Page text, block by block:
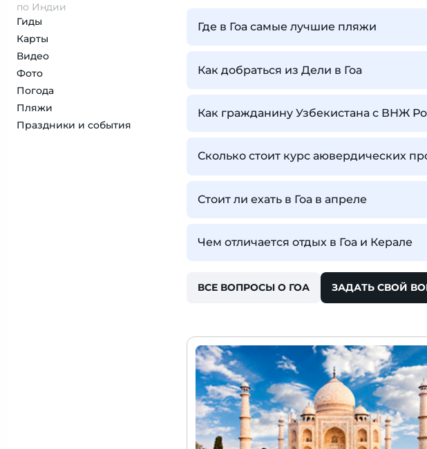
по Индии
Гиды
Карты
Видео
Фото
Погода
Пляжи
Праздники и события
Где в Гоа самые лучшие пляжи
Как добраться из Дели в Гоа
Как гражданину Узбекистана с ВНЖ
Сколько стоит курс аювердических
Стоит ли ехать в Гоа в апреле
Чем отличается отдых в Гоа и Керале
ВСЕ ВОПРОСЫ О ГОА ЗАДАТЬ СВОЙ